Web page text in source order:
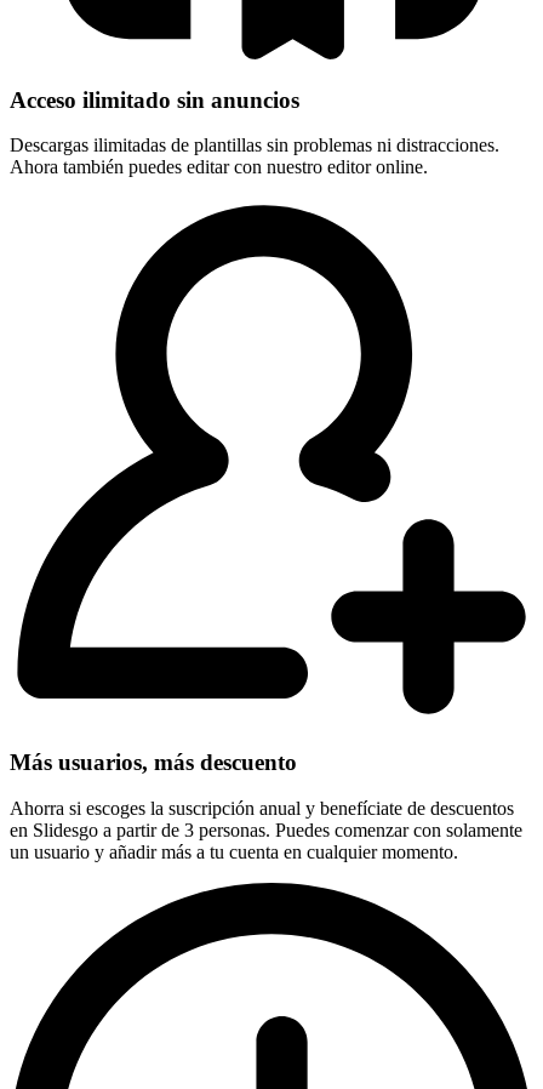
Acceso ilimitado sin anuncios
Descargas ilimitadas de plantillas sin problemas ni distracciones.
Ahora también puedes editar con nuestro editor online.
Más usuarios, más descuento
Ahorra si escoges la suscripción anual y benefíciate de descuentos
en Slidesgo a partir de 3 personas. Puedes comenzar con solamente
un usuario y añadir más a tu cuenta en cualquier momento.